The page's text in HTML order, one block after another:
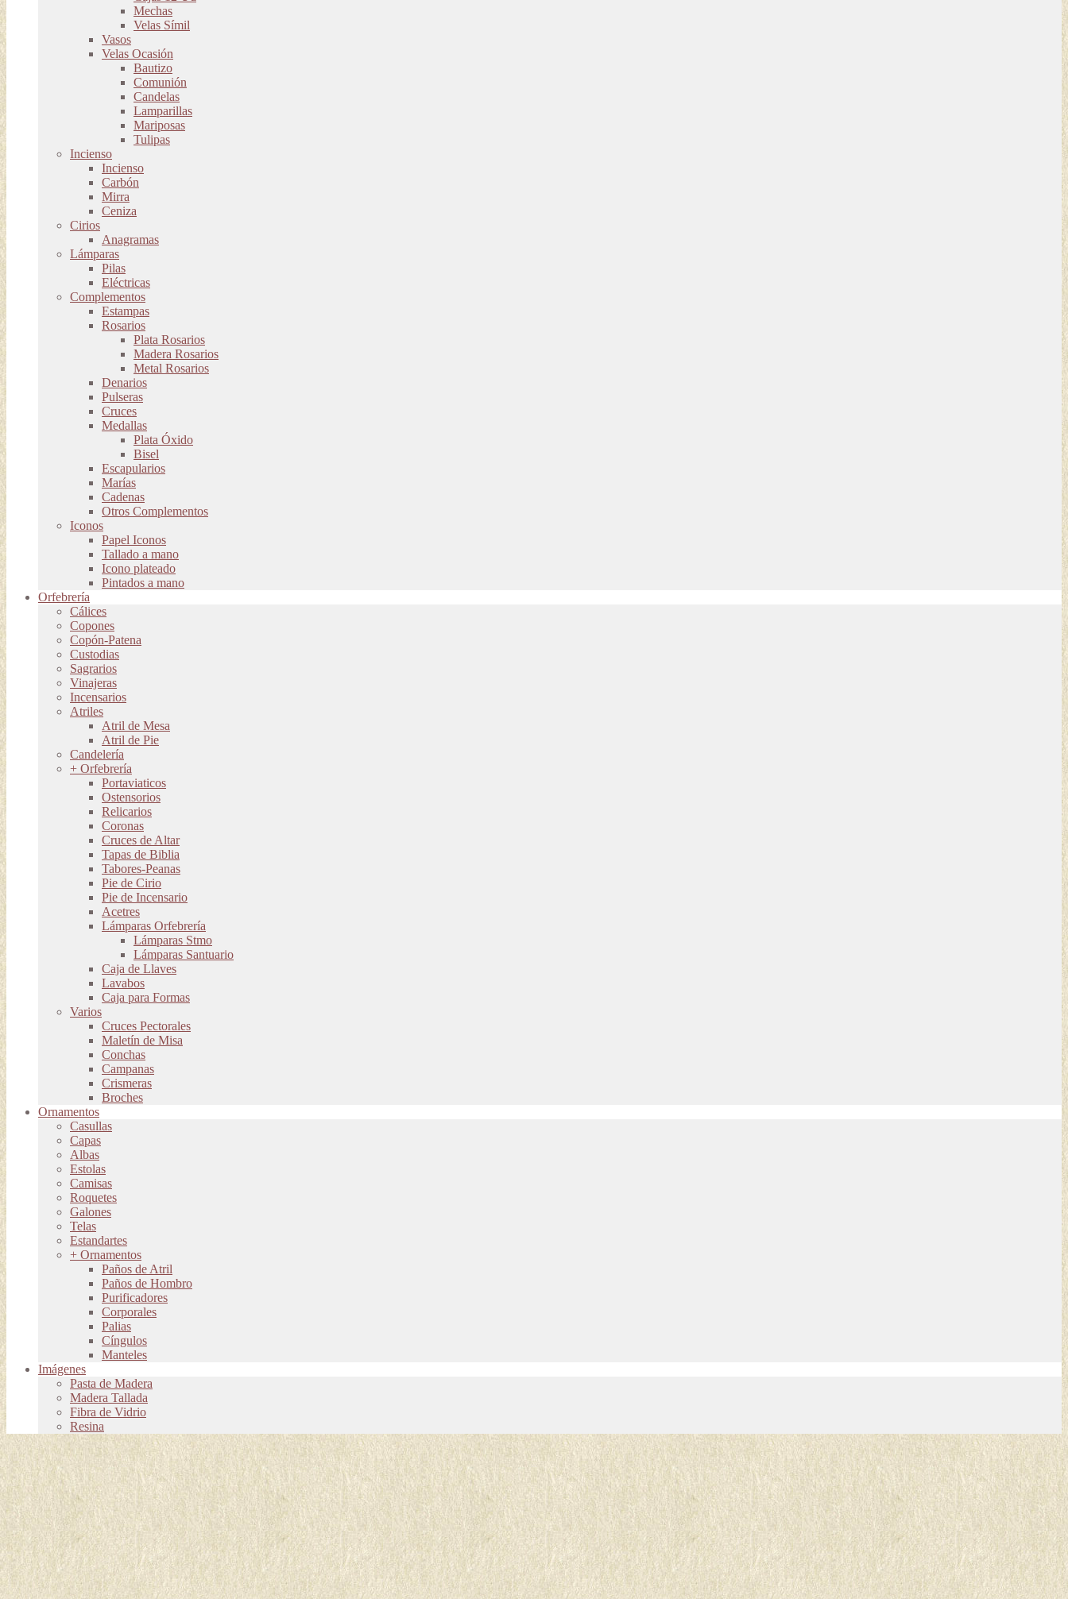
Mechas
Velas Símil
Vasos
Velas Ocasión
Bautizo
Comunión
Candelas
Lamparillas
Mariposas
Tulipas
Incienso
Incienso
Carbón
Mirra
Ceniza
Cirios
Anagramas
Lámparas
Pilas
Eléctricas
Complementos
Estampas
Rosarios
Plata Rosarios
Madera Rosarios
Metal Rosarios
Denarios
Pulseras
Cruces
Medallas
Plata Óxido
Bisel
Escapularios
Marías
Cadenas
Otros Complementos
Iconos
Papel Iconos
Tallado a mano
Icono plateado
Pintados a mano
Orfebrería
Cálices
Copones
Copón-Patena
Custodias
Sagrarios
Vinajeras
Incensarios
Atriles
Atril de Mesa
Atril de Pie
Candelería
+ Orfebrería
Portaviaticos
Ostensorios
Relicarios
Coronas
Cruces de Altar
Tapas de Biblia
Tabores-Peanas
Pie de Cirio
Pie de Incensario
Acetres
Lámparas Orfebrería
Lámparas Stmo
Lámparas Santuario
Caja de Llaves
Lavabos
Caja para Formas
Varios
Cruces Pectorales
Maletín de Misa
Conchas
Campanas
Crismeras
Broches
Ornamentos
Casullas
Capas
Albas
Estolas
Camisas
Roquetes
Galones
Telas
Estandartes
+ Ornamentos
Paños de Atril
Paños de Hombro
Purificadores
Corporales
Palias
Cíngulos
Manteles
Imágenes
Pasta de Madera
Madera Tallada
Fibra de Vidrio
Resina